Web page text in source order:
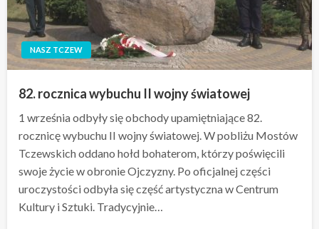
NASZ TCZEW
82. rocznica wybuchu II wojny światowej
1 września odbyły się obchody upamiętniające 82.
rocznicę wybuchu II wojny światowej. W pobliżu Mostów
Tczewskich oddano hołd bohaterom, którzy poświęcili
swoje życie w obronie Ojczyzny. Po oficjalnej części
uroczystości odbyła się część artystyczna w Centrum
Kultury i Sztuki. Tradycyjnie…